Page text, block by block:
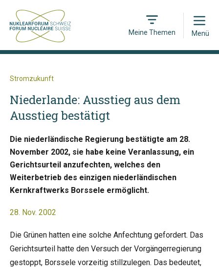
Meine Themen
Open
Menü
Stromzukunft
Niederlande: Ausstieg aus dem
Ausstieg bestätigt
Die niederländische Regierung bestätigte am 28.
November 2002, sie habe keine Veranlassung, ein
Gerichtsurteil anzufechten, welches den
Weiterbetrieb des einzigen niederländischen
Kernkraftwerks Borssele ermöglicht.
28. Nov. 2002
Die Grünen hatten eine solche Anfechtung gefordert. Das
Gerichtsurteil hatte den Versuch der Vorgängerregierung
gestoppt, Borssele vorzeitig stillzulegen. Das bedeutet,